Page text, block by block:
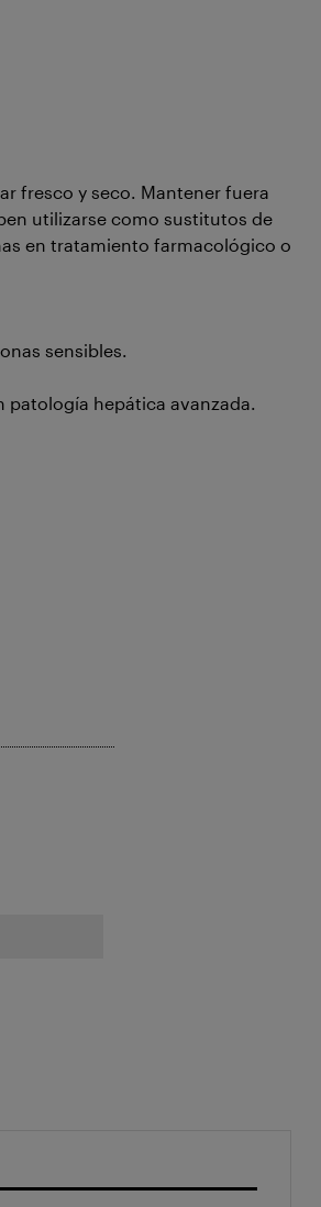
fresco y seco. Mantener fuera
utilizarse como sustitutos de
en tratamiento farmacológico o
sensibles.
hepática avanzada.